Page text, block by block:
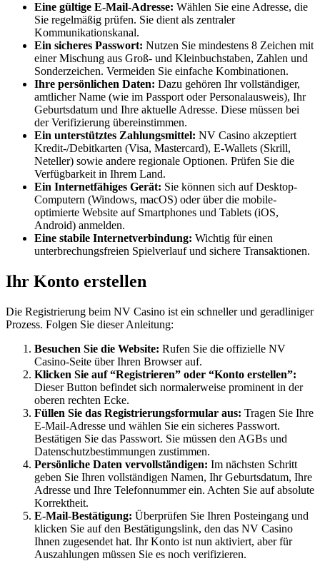
Eine gültige E-Mail-Adresse: Wählen Sie eine Adresse, die
Sie regelmäßig prüfen. Sie dient als zentraler
Kommunikationskanal.
Ein sicheres Passwort: Nutzen Sie mindestens 8 Zeichen mit
einer Mischung aus Groß- und Kleinbuchstaben, Zahlen und
Sonderzeichen. Vermeiden Sie einfache Kombinationen.
Ihre persönlichen Daten: Dazu gehören Ihr vollständiger,
amtlicher Name (wie im Passport oder Personalausweis), Ihr
Geburtsdatum und Ihre aktuelle Adresse. Diese müssen bei
der Verifizierung übereinstimmen.
Ein unterstütztes Zahlungsmittel: NV Casino akzeptiert
Kredit-/Debitkarten (Visa, Mastercard), E-Wallets (Skrill,
Neteller) sowie andere regionale Optionen. Prüfen Sie die
Verfügbarkeit in Ihrem Land.
Ein Internetfähiges Gerät: Sie können sich auf Desktop-
Computern (Windows, macOS) oder über die mobile-
optimierte Website auf Smartphones und Tablets (iOS,
Android) anmelden.
Eine stabile Internetverbindung: Wichtig für einen
unterbrechungsfreien Spielverlauf und sichere Transaktionen.
Ihr Konto erstellen
Die Registrierung beim NV Casino ist ein schneller und geradliniger
Prozess. Folgen Sie dieser Anleitung:
Besuchen Sie die Website: Rufen Sie die offizielle NV
Casino-Seite über Ihren Browser auf.
Klicken Sie auf “Registrieren” oder “Konto erstellen”:
Dieser Button befindet sich normalerweise prominent in der
oberen rechten Ecke.
Füllen Sie das Registrierungsformular aus: Tragen Sie Ihre
E-Mail-Adresse und wählen Sie ein sicheres Passwort.
Bestätigen Sie das Passwort. Sie müssen den AGBs und
Datenschutzbestimmungen zustimmen.
Persönliche Daten vervollständigen: Im nächsten Schritt
geben Sie Ihren vollständigen Namen, Ihr Geburtsdatum, Ihre
Adresse und Ihre Telefonnummer ein. Achten Sie auf absolute
Korrektheit.
E-Mail-Bestätigung: Überprüfen Sie Ihren Posteingang und
klicken Sie auf den Bestätigungslink, den das NV Casino
Ihnen zugesendet hat. Ihr Konto ist nun aktiviert, aber für
Auszahlungen müssen Sie es noch verifizieren.